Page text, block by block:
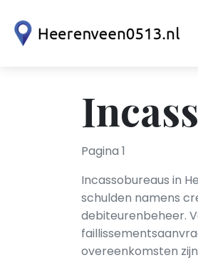
Pagina 1
Incassobureaus in
schulden namens
debiteurenbeheer.
overeenkomsten